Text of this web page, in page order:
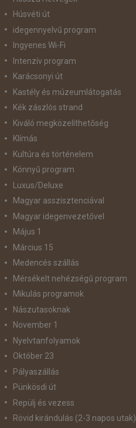
Húsvéti út
idegennyelvű program
Ingyenes Wi-Fi
Intenzív program
Karácsonyi út
Kastély és múzeumlátogatás
Kék zászlós strand
Kiváló megközelíthetőség
Klímás
Kultúra és történelem
Könnyű program
Luxus/Deluxe
Magyar asszisztenciával
Magyar idegenvezetővel
Május 1
Március 15
Medencés szállás
Mérsékelt nehézségű program
Mikulás programok
Nászutasoknak
November 1
Nyelvtanfolyamok
Október 23
Pályaszállás
Pünkösdi út
Repülj és vezess
Rövid kirándulás (2-3 napos utak)